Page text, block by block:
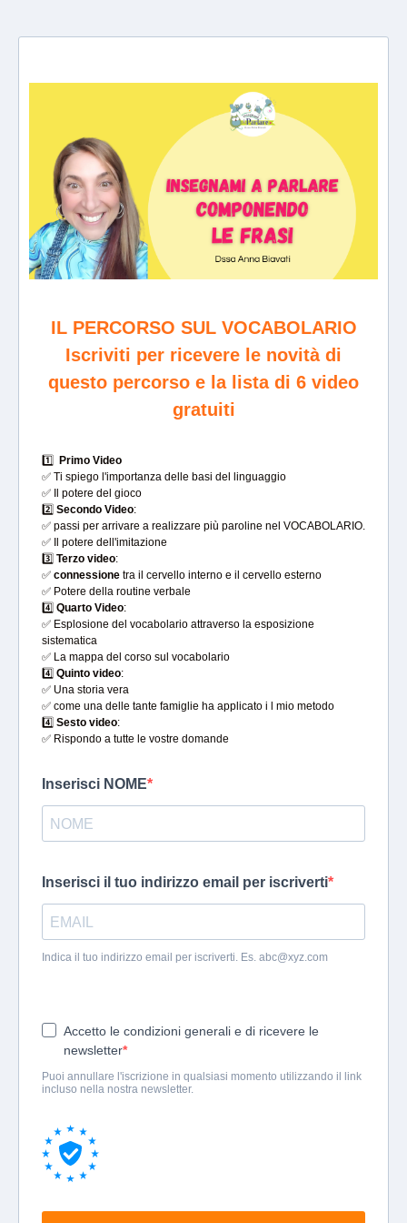
IL PERCORSO SUL VOCABOLARIO
Iscriviti per ricevere le novità di
questo percorso e la lista di 6 video
gratuiti
1️⃣
Primo Video
✅ Ti spiego l'importanza delle basi del linguaggio
✅ Il potere del gioco
2️⃣ Secondo Video:
✅ passi per arrivare a realizzare più paroline nel VOCABOLARIO.
✅ Il potere dell'imitazione
3️⃣ Terzo video:
✅ connessione tra il cervello interno e il cervello esterno
✅ Potere della routine verbale
4️⃣ Quarto Video:
✅ Esplosione del vocabolario attraverso la esposizione
sistematica
✅ La mappa del corso sul vocabolario
4️⃣ Quinto video:
✅ Una storia vera
✅ come una delle tante famiglie ha applicato i l mio metodo
4️⃣ Sesto video:
✅ Rispondo a tutte le vostre domande
Inserisci NOME
Inserisci il tuo indirizzo email per iscriverti
Indica il tuo indirizzo email per iscriverti. Es. abc@xyz.com
Accetto le condizioni generali e di ricevere le
newsletter
Puoi annullare l'iscrizione in qualsiasi momento utilizzando il link
incluso nella nostra newsletter.